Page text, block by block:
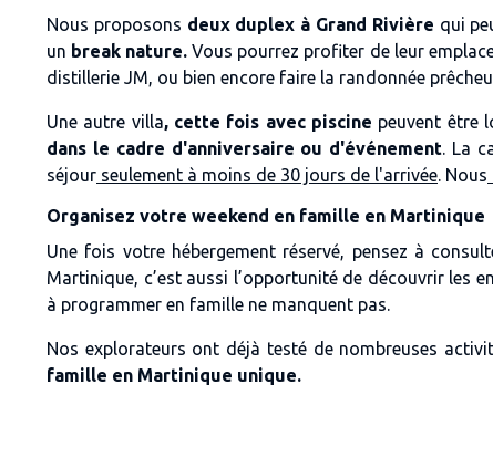
Nous proposons deux duplex à Grand Rivière qui
un break nature.Vous pourrez profiter de leur
distillerie JM, ou bien encore faire la randonnée
Une autre villa, cette fois avec piscine peuvent être
dans le cadre d'anniversaire ou d'événement. La
séjour seulement à moins de 30 jours de l'arrivée. Nous
Organisez votre weekend en famille en Martinique
Une fois votre hébergement réservé, pensez à
Martinique, c’est aussi l’opportunité de découvrir les
à programmer en famille ne manquent pas.
Nos explorateurs ont déjà testé de nombreuses
famille en Martinique unique.